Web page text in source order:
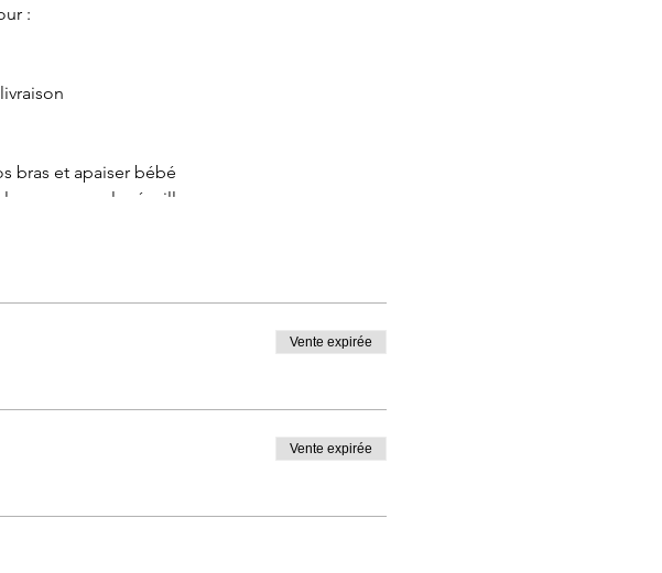
:
bras et apaiser bébé
poser sans le réveiller
autour de bébé, faire face au propos
la fatigue et des doutes
Vente expirée
Vente expirée